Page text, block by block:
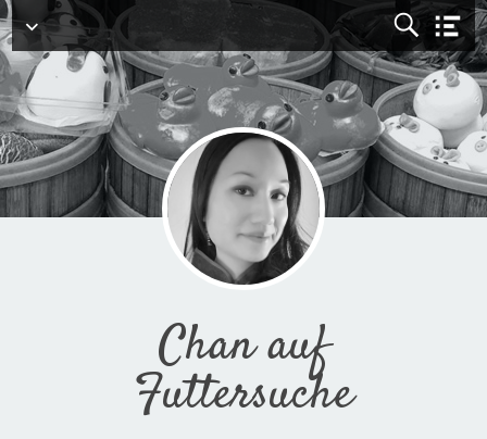
Menü
Chan auf
Futtersuche